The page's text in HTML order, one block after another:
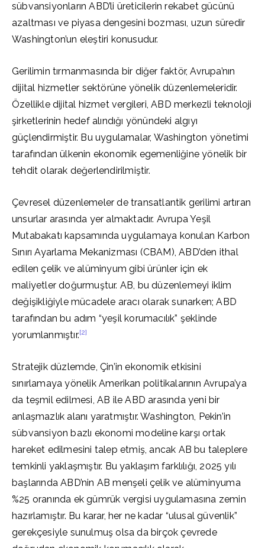
sübvansiyonların ABD’li üreticilerin rekabet gücünü
azaltması ve piyasa dengesini bozması, uzun süredir
Washington’un eleştiri konusudur.
Gerilimin tırmanmasında bir diğer faktör, Avrupa’nın
dijital hizmetler sektörüne yönelik düzenlemeleridir.
Özellikle dijital hizmet vergileri, ABD merkezli teknoloji
şirketlerinin hedef alındığı yönündeki algıyı
güçlendirmiştir. Bu uygulamalar, Washington yönetimi
tarafından ülkenin ekonomik egemenliğine yönelik bir
tehdit olarak değerlendirilmiştir.
Çevresel düzenlemeler de transatlantik gerilimi artıran
unsurlar arasında yer almaktadır. Avrupa Yeşil
Mutabakatı kapsamında uygulamaya konulan Karbon
Sınırı Ayarlama Mekanizması (CBAM), ABD’den ithal
edilen çelik ve alüminyum gibi ürünler için ek
maliyetler doğurmuştur. AB, bu düzenlemeyi iklim
değişikliğiyle mücadele aracı olarak sunarken; ABD
tarafından bu adım “yeşil korumacılık” şeklinde
yorumlanmıştır.[2]
Stratejik düzlemde, Çin’in ekonomik etkisini
sınırlamaya yönelik Amerikan politikalarının Avrupa’ya
da teşmil edilmesi, AB ile ABD arasında yeni bir
anlaşmazlık alanı yaratmıştır. Washington, Pekin’in
sübvansiyon bazlı ekonomi modeline karşı ortak
hareket edilmesini talep etmiş, ancak AB bu taleplere
temkinli yaklaşmıştır. Bu yaklaşım farklılığı, 2025 yılı
başlarında ABD’nin AB menşeli çelik ve alüminyuma
%25 oranında ek gümrük vergisi uygulamasına zemin
hazırlamıştır. Bu karar, her ne kadar “ulusal güvenlik”
gerekçesiyle sunulmuş olsa da birçok çevrede